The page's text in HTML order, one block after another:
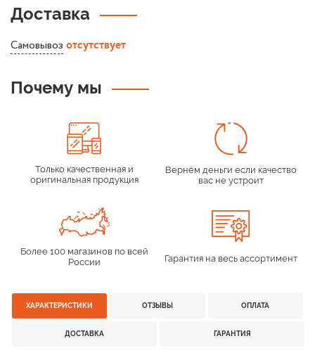
Доставка
Самовывоз отсутствует
Почему мы
Только качественная и
оригинальная продукция
Вернём деньги если качество
вас не устроит
Более 100 магазинов по всей
России
Гарантия на весь ассортимент
ХАРАКТЕРИСТИКИ ОТЗЫВЫ ОПЛАТА
ДОСТАВКА ГАРАНТИЯ